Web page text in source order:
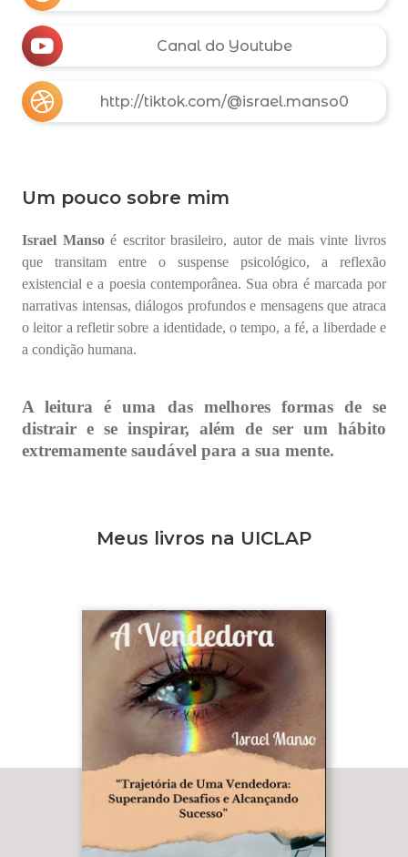
Canal do Youtube
http://tiktok.com/@israel.manso0
Um pouco sobre mim
Israel Mansoé escritor brasileiro, autor de mais vinte livros
que transitam entre o suspense psicológico, a reflexão
existencial e a poesia contemporânea. Sua obra é marcada por
narrativas intensas, diálogos profundos e mensagens que atraca
o leitor a refletir sobre a identidade, o tempo, a fé, a liberdade e
a condição humana.
A leitura é uma das melhores formas de se
distrair e se inspirar, além de ser um hábito
extremamente saudável para a sua mente.
Meus livros na UICLAP